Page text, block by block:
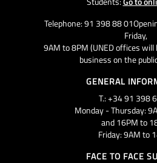
Telephone: 91 398 88
Friday,
9AM to 8PM (UNED offices
business on the
GENERAL
T.: +34 91 398
Monday - Thursday:
and 16PM to
Friday: 9AM to
FACE TO FACE